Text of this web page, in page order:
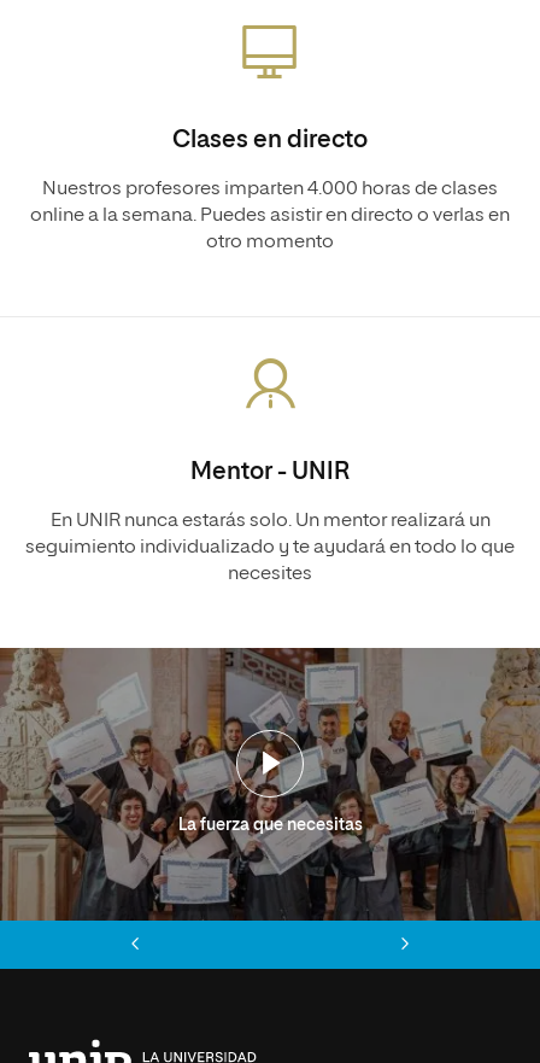
Clases en directo
Nuestros profesores imparten 4.000 horas de clases
online a la semana. Puedes asistir en directo o verlas en
otro momento
Mentor - UNIR
En UNIR nunca estarás solo. Un mentor realizará un
seguimiento individualizado y te ayudará en todo lo que
necesites
La fuerza que necesitas